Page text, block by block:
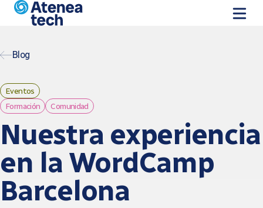
Skip to main content
Blog
Eventos
Formación
Comunidad
Nuestra experiencia
en la WordCamp
Barcelona